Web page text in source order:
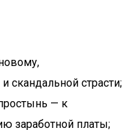
скандальной страсти;
— к
заработной платы;